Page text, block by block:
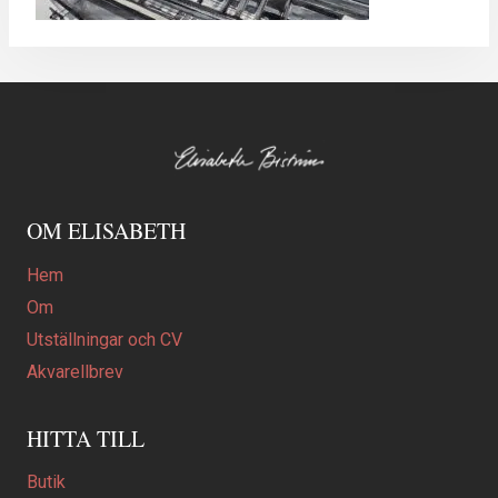
OM ELISABETH
Hem
Om
Utställningar och CV
Akvarellbrev
HITTA TILL
Butik